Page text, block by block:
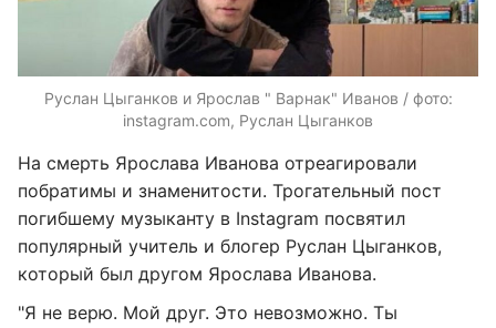
Руслан Цыганков и Ярослав " Варнак" Иванов / фото:
instagram.com, Руслан Цыганков
На смерть Ярослава Иванова отреагировали
побратимы и знаменитости. Трогательный пост
погибшему музыканту в Instagram посвятил
популярный учитель и блогер Руслан Цыганков,
который был другом Ярослава Иванова.
"Я не верю. Мой друг. Это невозможно. Ты